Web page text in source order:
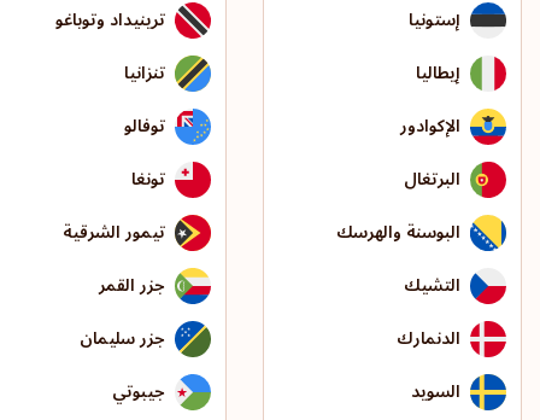
إستونيا
إيطاليا
الإكوادور
البرتغال
البوسنة والهرسك
التشيك
الدنمارك
السويد
ترينيداد وتوباغو
تنزانيا
توفالو
تونغا
تيمور الشرقية
جزر القمر
جزر سليمان
جيبوتي